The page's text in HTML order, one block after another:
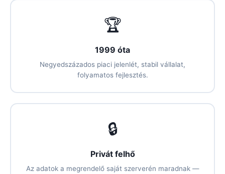
🏆
1999 óta
Negyedszázados piaci jelenlét, stabil vállalat,
folyamatos fejlesztés.
🔒
Privát felhő
Az adatok a megrendelő saját szerverén maradnak —